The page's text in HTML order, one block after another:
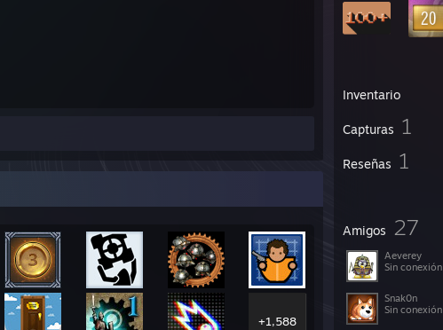
Inventario
Capturas 1
Reseñas 1
Amigos 27
Aeverey
Sin conexión
Snak0n
Sin conexión
+1,588